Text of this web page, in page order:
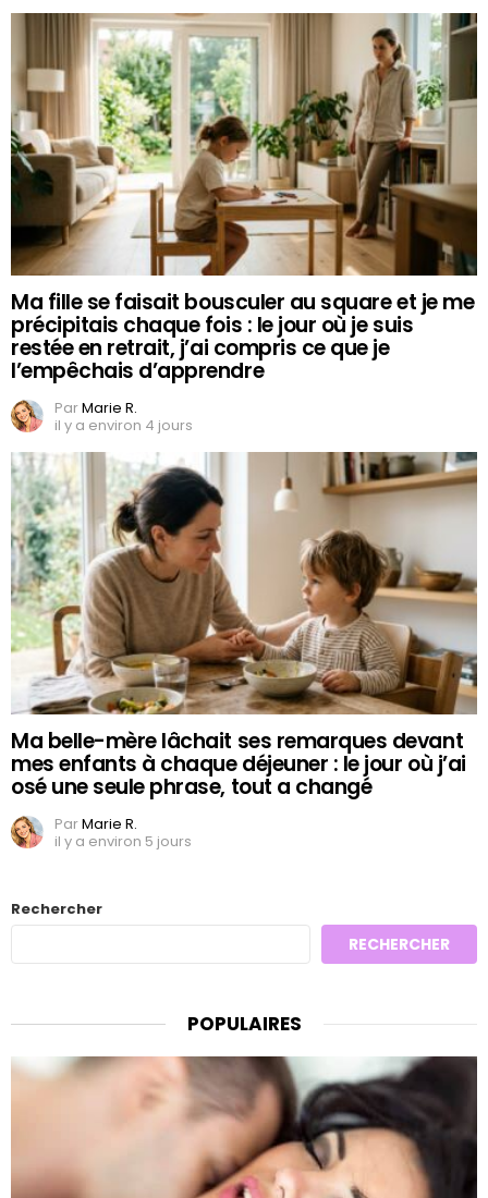
Ma fille se faisait bousculer au square et je me
précipitais chaque fois : le jour où je suis
restée en retrait, j’ai compris ce que je
l’empêchais d’apprendre
ParMarie R.
il y a environ 4 jours
Ma belle-mère lâchait ses remarques devant
mes enfants à chaque déjeuner : le jour où j’ai
osé une seule phrase, tout a changé
ParMarie R.
il y a environ 5 jours
Rechercher
RECHERCHER
POPULAIRES